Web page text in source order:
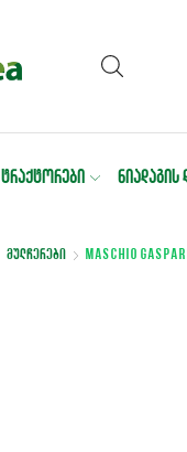
ᲢᲠᲐᲥᲢᲝᲠᲔᲑᲘ ᲜᲘᲐᲓᲐᲒᲘᲡ
მულჩერები MASCHIO